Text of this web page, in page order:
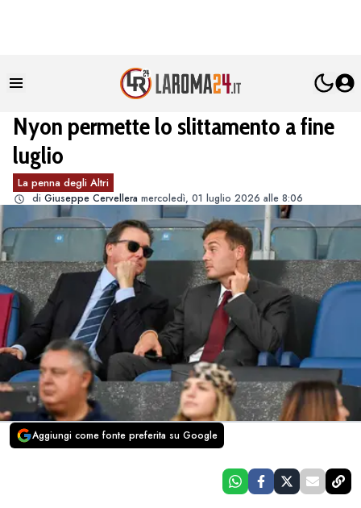
Nyon permette lo slittamento a fine
luglio
La penna degli Altri
di Giuseppe Cervellera mercoledì, 01 luglio 2026 alle 8:06
Aggiungi come fonte preferita su Google